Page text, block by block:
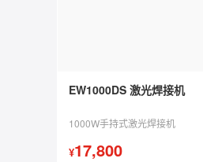
EW1000DS 激光焊接机
1000W手持式激光焊接机
¥17,800